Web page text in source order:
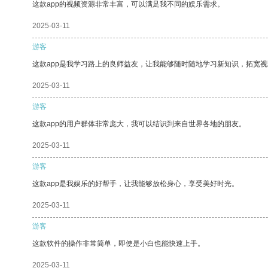
这款app的视频资源非常丰富，可以满足我不同的娱乐需求。
2025-03-11
游客
这款app是我学习路上的良师益友，让我能够随时随地学习新知识，拓宽
2025-03-11
游客
这款app的用户群体非常庞大，我可以结识到来自世界各地的朋友。
2025-03-11
游客
这款app是我娱乐的好帮手，让我能够放松身心，享受美好时光。
2025-03-11
游客
这款软件的操作非常简单，即使是小白也能快速上手。
2025-03-11